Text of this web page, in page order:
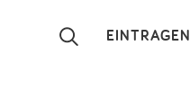
EINTRAGEN